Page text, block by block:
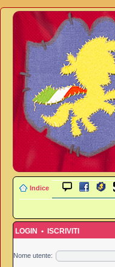
Indice
LOGIN • ISCRIVITI
Nome utente: